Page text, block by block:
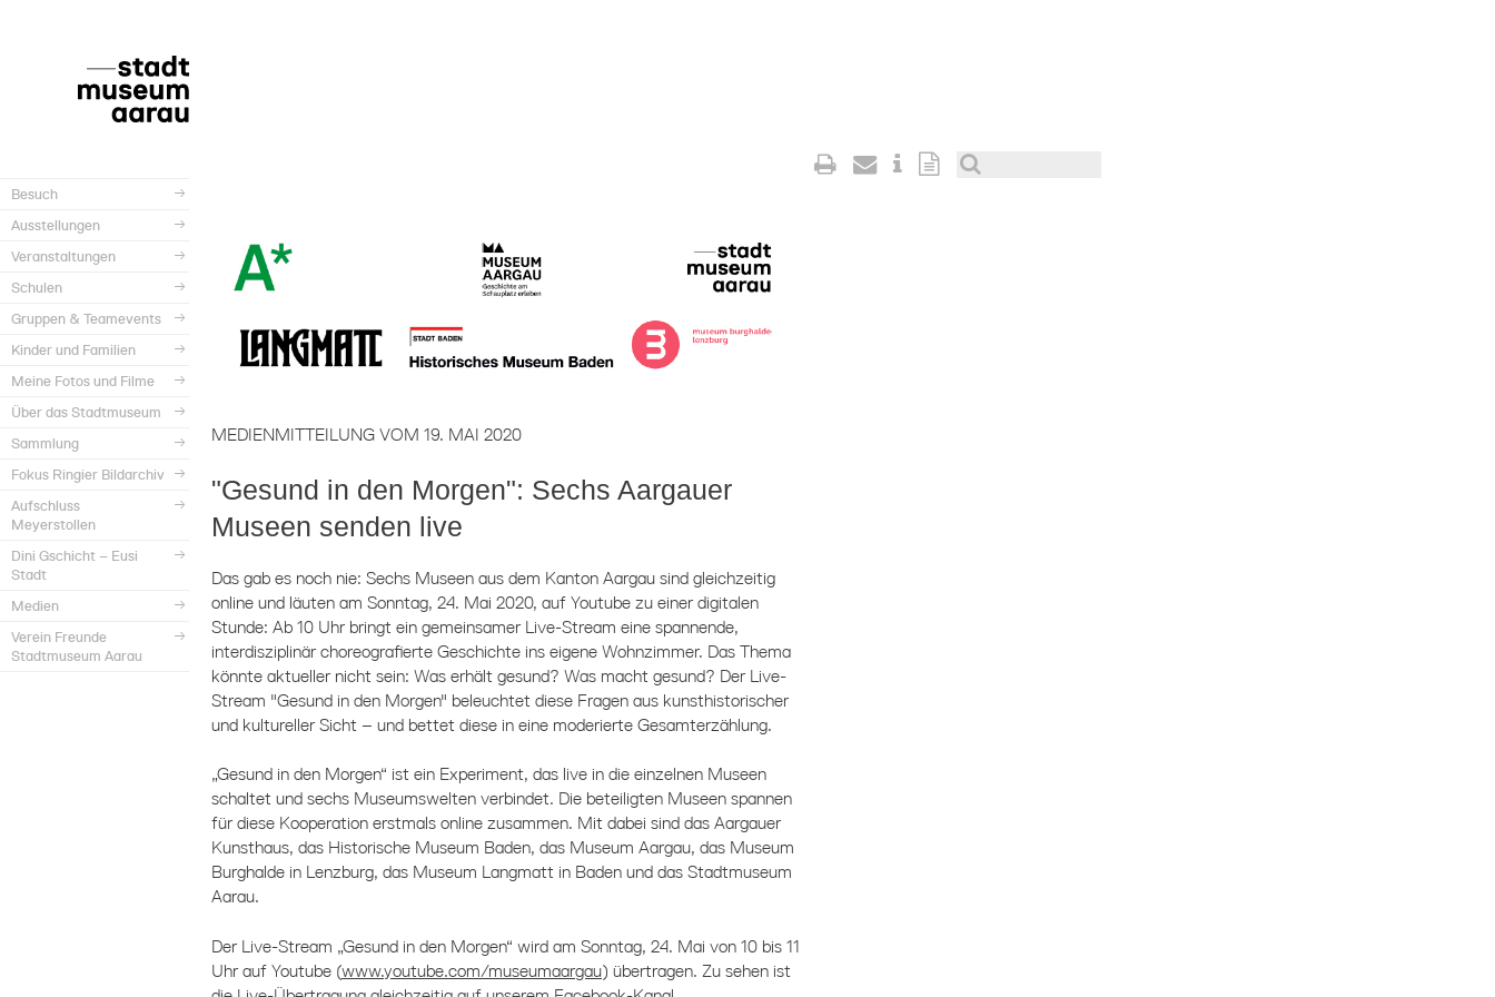
Besuch
Ausstellungen
Veranstaltungen
Schulen
Gruppen & Teamevents
Kinder und Familien
Meine Fotos und Filme
Über das Stadtmuseum
Sammlung
Fokus Ringier Bildarchiv
Aufschluss
Meyerstollen
Dini Gschicht – Eusi
Stadt
Medien
Verein Freunde
Stadtmuseum Aarau
MEDIENMITTEILUNG VOM 19. MAI 2020
"Gesund in den Morgen": Sechs Aargauer
Museen senden live
Das gab es noch nie: Sechs Museen aus dem Kanton Aargau sind gleichzeitig
online und läuten am Sonntag, 24. Mai 2020, auf Youtube zu einer digitalen
Stunde: Ab 10 Uhr bringt ein gemeinsamer Live-Stream eine spannende,
interdisziplinär choreografierte Geschichte ins eigene Wohnzimmer. Das Thema
könnte aktueller nicht sein: Was erhält gesund? Was macht gesund? Der Live-
Stream "Gesund in den Morgen" beleuchtet diese Fragen aus kunsthistorischer
und kultureller Sicht – und bettet diese in eine moderierte Gesamterzählung.
„Gesund in den Morgen“ ist ein Experiment, das live in die einzelnen Museen
schaltet und sechs Museumswelten verbindet. Die beteiligten Museen spannen
für diese Kooperation erstmals online zusammen. Mit dabei sind das Aargauer
Kunsthaus, das Historische Museum Baden, das Museum Aargau, das Museum
Burghalde in Lenzburg, das Museum Langmatt in Baden und das Stadtmuseum
Aarau.
Der Live-Stream „Gesund in den Morgen“ wird am Sonntag, 24. Mai von 10 bis 11
Uhr auf Youtube (www.youtube.com/museumaargau) übertragen. Zu sehen ist